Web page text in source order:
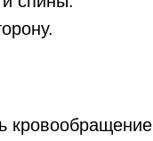
кровообращение